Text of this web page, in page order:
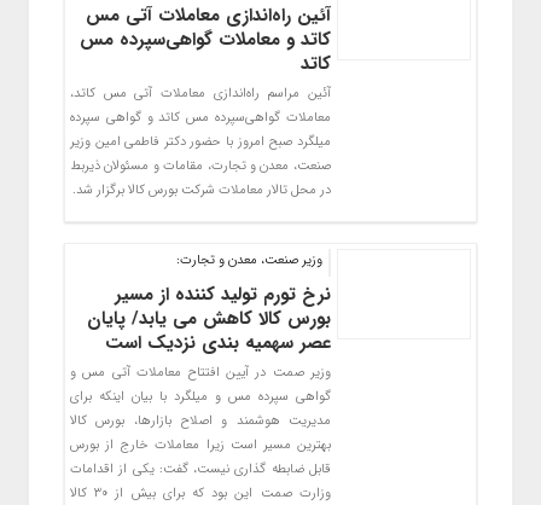
آئین راه‌اندازی معاملات آتی مس
کاتد و معاملات گواهی‌سپرده مس
کاتد
آئین مراسم راه‌اندازی معاملات آتی مس کاتد،
معاملات گواهی‌سپرده مس کاتد و گواهی سپرده
میلگرد صبح امروز با حضور دکتر فاطمی امین وزیر
صنعت، معدن و تجارت، مقامات و مسئولان ذیربط
در محل تالار معاملات شرکت بورس کالا برگزار شد.
وزیر صنعت، معدن و تجارت:
نرخ تورم تولید کننده از مسیر
بورس کالا کاهش می یابد/ پایان
عصر سهمیه بندی نزدیک است
وزیر صمت در آیین افتتاح معاملات آتی مس و
گواهی سپرده مس و میلگرد با بیان اینکه برای
مدیریت هوشمند و اصلاح بازارها، بورس کالا
بهترین مسیر است زیرا معاملات خارج از بورس
قابل ضابطه گذاری نیست، گفت: یکی از اقدامات
وزارت صمت این بود که برای بیش از ۳۰ کالا